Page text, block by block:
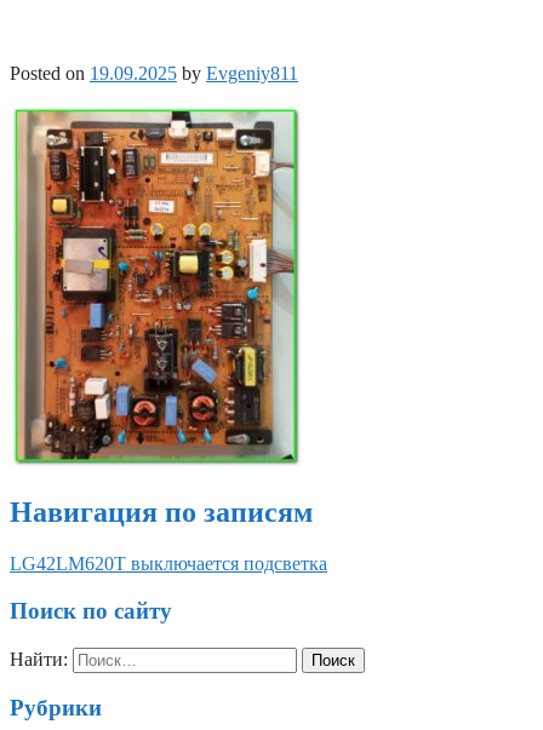
Posted on 19.09.2025 by Evgeniy811
Навигация по записям
LG42LM620T выключается подсветка
Поиск по сайту
Найти:
Рубрики